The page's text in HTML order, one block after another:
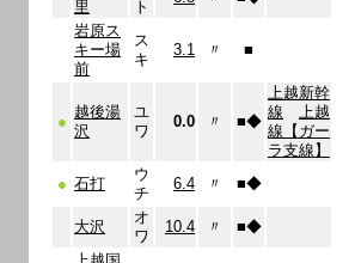
里
ト
岩原ス
キー場
前
ス
キ
3.1 〃 ■
●
越後湯
沢
ユ
ワ
0.0 〃 ■◆
上越新幹
線
上越
線【ガー
ラ支線】
● 石打
ウ
チ
6.4 〃 ■◆
大沢
オ
ワ
10.4 〃 ■◆